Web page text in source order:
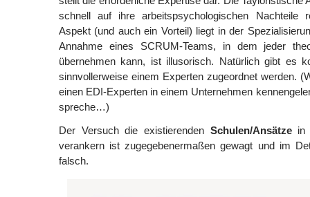
schnell auf ihre arbeitspsychologischen Nachteile
Aspekt (und auch ein Vorteil) liegt in der
Annahme eines SCRUM-Teams, in dem jeder
übernehmen kann, ist illusorisch. Natürlich gibt es
sinnvollerweise einem Experten zugeordnet werden.
einen EDI-Experten in einem Unternehmen
spreche…)
Der Versuch die existierenden Schulen/Ansätzein
verankern ist zugegebenermaßen gewagt und im
falsch.